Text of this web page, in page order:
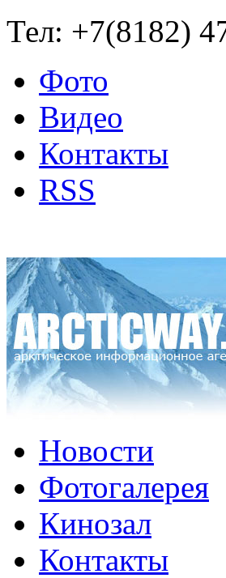
Тел: +7(8182)
Фото
Видео
Контакты
RSS
Новости
Фотогалерея
Кинозал
Контакты